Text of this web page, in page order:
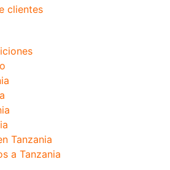
clientes
Tanzania
a Tanzania